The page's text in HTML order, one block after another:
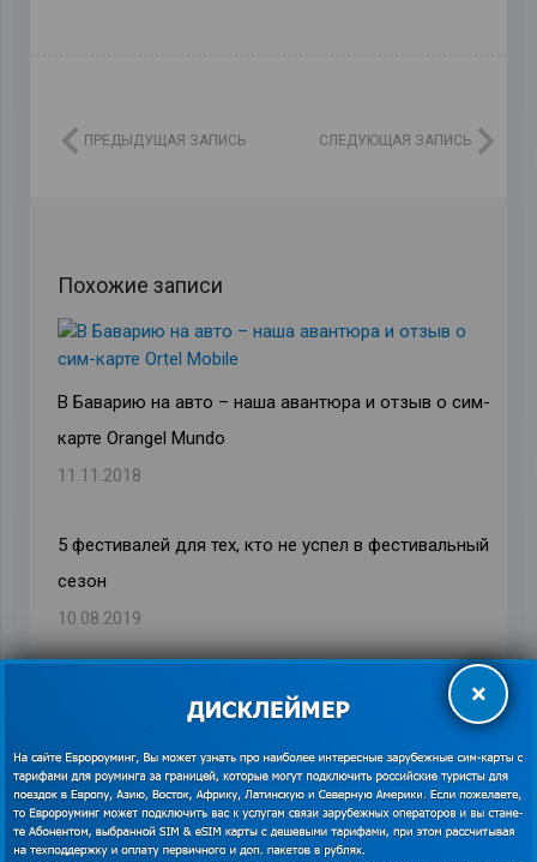
ПРЕДЫДУЩАЯ ЗАПИСЬ СЛЕДУЮЩАЯ ЗАПИСЬ
Похожие записи
В Баварию на авто – наша авантюра и отзыв о сим-
карте Orangel Mundo
11.11.2018
5 фестивалей для тех, кто не успел в фестивальный
сезон
10.08.2019
сим-карте Orange Mundo
27.11.2018
×